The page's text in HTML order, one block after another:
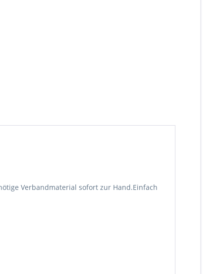
Verbandmaterial sofort zur Hand.Einfach